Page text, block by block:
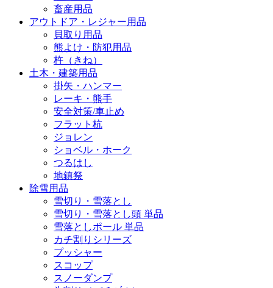
畜産用品
アウトドア・レジャー用品
貝取り用品
熊よけ・防犯用品
杵（きね）
土木・建築用品
掛矢・ハンマー
レーキ・熊手
安全対策/車止め
フラット杭
ジョレン
ショベル・ホーク
つるはし
地鎮祭
除雪用品
雪切り・雪落とし
雪切り・雪落とし頭 単品
雪落としポール 単品
カチ割りシリーズ
プッシャー
スコップ
スノーダンプ